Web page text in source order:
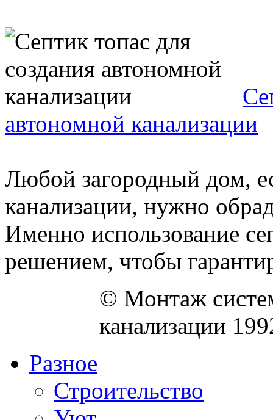
автономной канализации
Любой загородный дом,
канализации, нужно
Именно использование
решением, чтобы
© Монтаж
канализации
Разное
Строительство